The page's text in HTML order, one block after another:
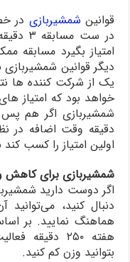
قوانین شمشیربازی در
امتیاز بگیرد مسابقه
دیگر قوانین
خواهد بود که امتیاز
دقیقه وقت اضافه در
اولین امتیاز را کسب
شمشیربازی برای کاهش
اگر دوست دارید
دنبال کنید، می‌توانید
هماهنگ نمایید. بر
هفته ۲۵۰
بتوانید وزن کم کنید.